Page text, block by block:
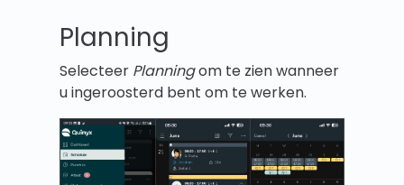
Planning
Selecteer Planningom te zien wanneer
u ingeroosterd bent om te werken.